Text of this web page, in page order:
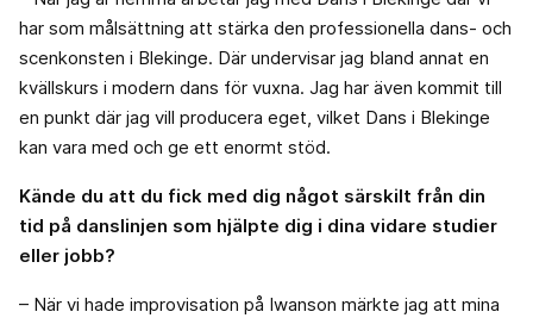
har som målsättning att stärka den professionella dans- och
scenkonsten i Blekinge. Där undervisar jag bland annat en
kvällskurs i modern dans för vuxna. Jag har även kommit till
en punkt där jag vill producera eget, vilket Dans i Blekinge
kan vara med och ge ett enormt stöd.
Kände du att du fick med dig något särskilt från din
tid på danslinjen som hjälpte dig i dina vidare studier
eller jobb?
– När vi hade improvisation på Iwanson märkte jag att mina